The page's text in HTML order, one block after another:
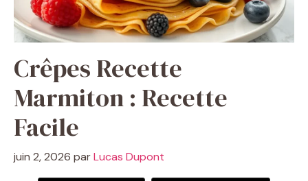
Crêpes Recette
Marmiton : Recette
Facile
juin 2, 2026 parLucas Dupont